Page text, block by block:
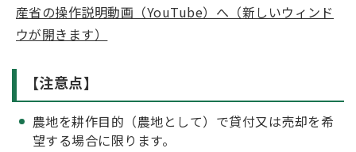
産省の操作説明動画（YouTube）へ（新しいウィンド
ウが開きます）
【注意点】
農地を耕作目的（農地として）で貸付又は売却を希
望する場合に限ります。